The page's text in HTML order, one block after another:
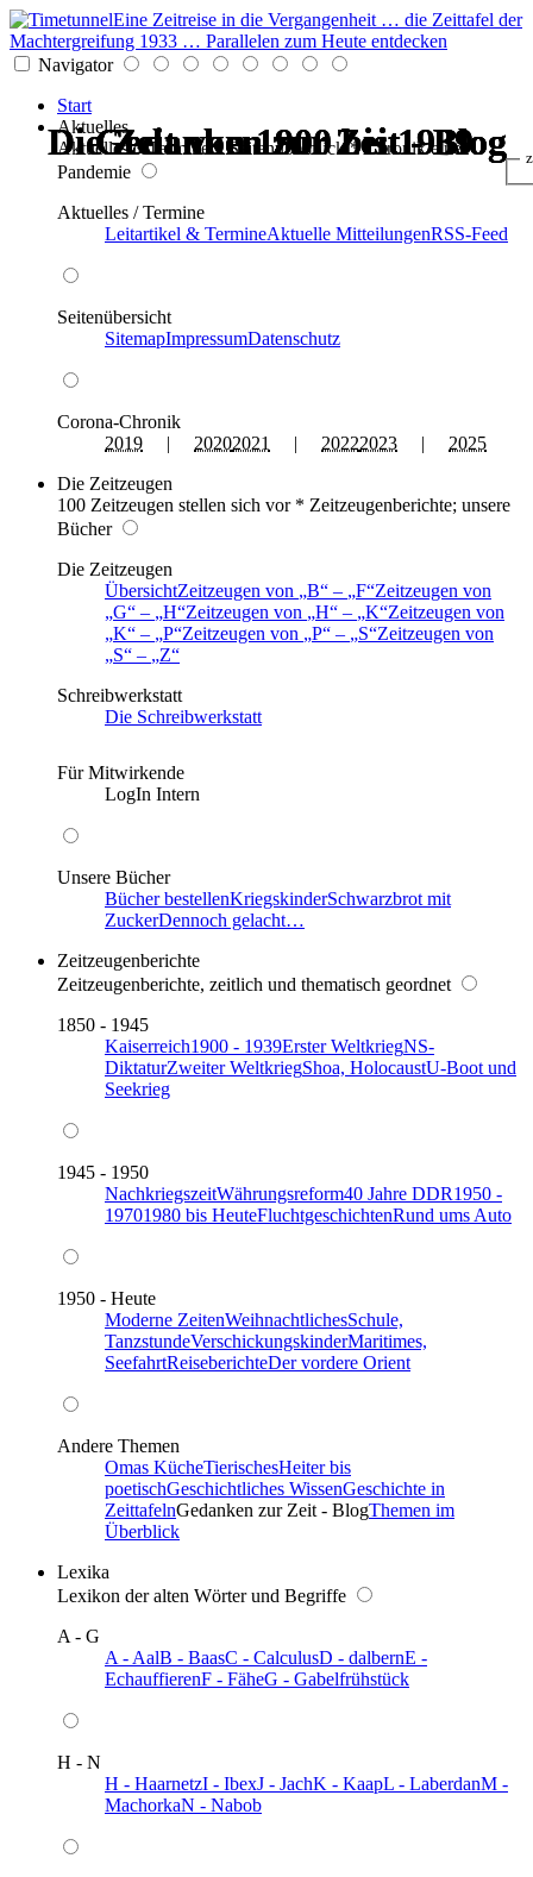
Eine Zeitreise in die Vergangenheit … die Zeittafel der
Machtergreifung 1933 … Parallelen zum Heute entdecken
Navigator
Start
Aktuelles
Aktuelles * Termine * Seitenüberblick * Chronik einer
Pandemie
Aktuelles / Termine
Leitartikel & TermineAktuelle MitteilungenRSS-Feed
Seitenübersicht
SitemapImpressumDatenschutz
Corona-Chronik
2019 | 20202021 | 20222023 | 2025
Die Zeitzeugen
100 Zeitzeugen stellen sich vor * Zeitzeugenberichte; unsere
Bücher
Die Zeitzeugen
ÜbersichtZeitzeugen von B – F Zeitzeugen von
G
– H Zeitzeugen von H – K Zeitzeugen von
K
– P Zeitzeugen von P – S Zeitzeugen von
S
–
Z
Schreibwerkstatt
Die Schreibwerkstatt
Für Mitwirkende
LogIn Intern
Unsere Bücher
Bücher bestellenKriegskinderSchwarzbrot mit
ZuckerDennoch gelacht…
Zeitzeugenberichte
Zeitzeugenberichte, zeitlich und thematisch geordnet
1850 - 1945
Kaiserreich1900 - 1939Erster WeltkriegNS-
DiktaturZweiter WeltkriegShoa, HolocaustU-Boot und
Seekrieg
1945 - 1950
NachkriegszeitWährungsreform40 Jahre DDR1950 -
19701980 bis HeuteFluchtgeschichtenRund ums Auto
1950 - Heute
Moderne ZeitenWeihnachtlichesSchule,
TanzstundeVerschickungskinderMaritimes,
SeefahrtReiseberichteDer vordere Orient
Andere Themen
Omas KücheTierischesHeiter bis
poetischGeschichtliches WissenGeschichte in
ZeittafelnGedanken zur Zeit - BlogThemen im
Überblick
Lexika
Lexikon der alten Wörter und Begriffe
A - G
A - AalB - BaasC - CalculusD - dalbernE -
EchauffierenF - FäheG - Gabelfrühstück
H - N
H - HaarnetzI - IbexJ - JachK - KaapL - LaberdanM -
MachorkaN - Nabob
Gedanken zur Zeit - Blog
Die Zeit von 1900 bis 1939
Gedanken zur Zeit - Blog
Gedanken zur Zeit - Blog
Die Zeit von 1900 bis 1939
Gedanken zur Zeit - Blog